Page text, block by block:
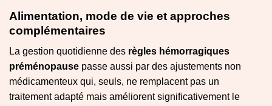
Alimentation, mode de vie et approches
complémentaires
La gestion quotidienne des règles hémorragiques
préménopause passe aussi par des ajustements non
médicamenteux qui, seuls, ne remplacent pas un
traitement adapté mais améliorent significativement le